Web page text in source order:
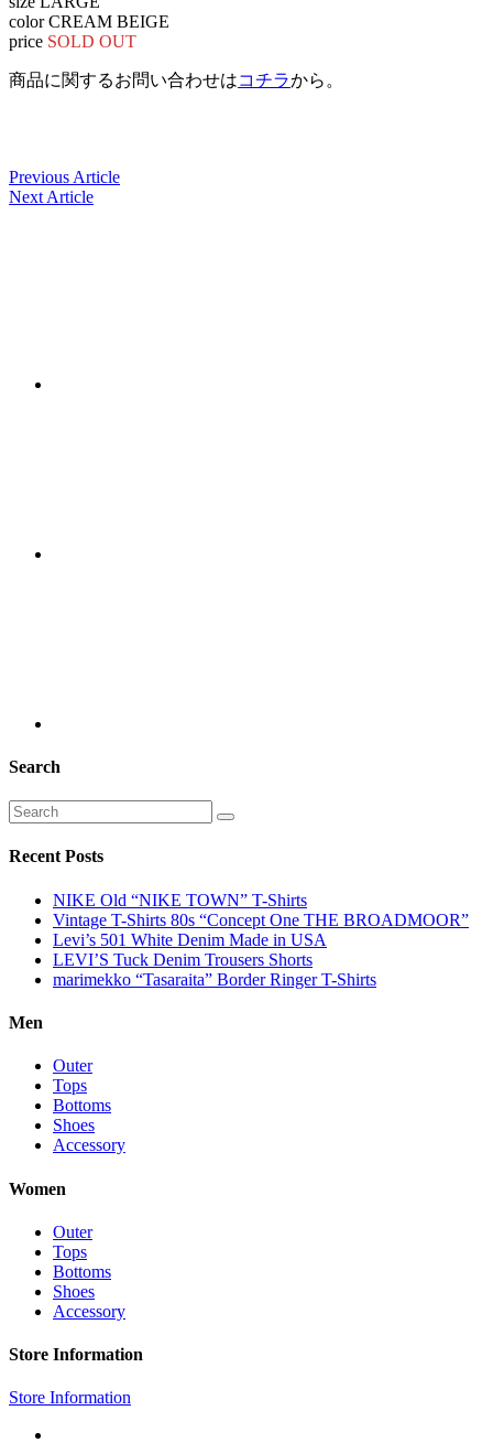
color CREAM BEIGE
price SOLD OUT
商品に関するお問い合わせはコチラから。
Previous Article
Next Article
Search
Recent Posts
NIKE Old “NIKE TOWN” T-Shirts
Vintage T-Shirts 80s “Concept One THE BROADMOOR”
Levi’s 501 White Denim Made in USA
LEVI’S Tuck Denim Trousers Shorts
marimekko “Tasaraita” Border Ringer T-Shirts
Men
Outer
Tops
Bottoms
Shoes
Accessory
Women
Outer
Tops
Bottoms
Shoes
Accessory
Store Information
Store Information